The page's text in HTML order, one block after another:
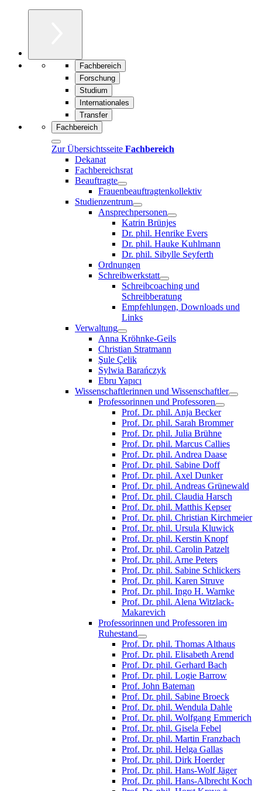
Fachbereich
Forschung
Studium
Internationales
Transfer
Fachbereich
Zur Übersichtsseite Fachbereich
Dekanat
Fachbereichsrat
Beauftragte
Frauenbeauftragtenkollektiv
Studienzentrum
Ansprechpersonen
Katrin Brünjes
Dr. phil. Henrike Evers
Dr. phil. Hauke Kuhlmann
Dr. phil. Sibylle Seyferth
Ordnungen
Schreibwerkstatt
Schreibcoaching und
Schreibberatung
Empfehlungen, Downloads und
Links
Verwaltung
Anna Kröhnke-Geils
Christian Stratmann
Şule Çelik
Sylwia Barańczyk
Ebru Yapıcı
Wissenschaftlerinnen und Wissenschaftler
Professorinnen und Professoren
Prof. Dr. phil. Anja Becker
Prof. Dr. phil. Sarah Brommer
Prof. Dr. phil. Julia Brühne
Prof. Dr. phil. Marcus Callies
Prof. Dr. phil. Andrea Daase
Prof. Dr. phil. Sabine Doff
Prof. Dr. phil. Axel Dunker
Prof. Dr. phil. Andreas Grünewald
Prof. Dr. phil. Claudia Harsch
Prof. Dr. phil. Matthis Kepser
Prof. Dr. phil. Christian Kirchmeier
Prof. Dr. phil. Ursula Kluwick
Prof. Dr. phil. Kerstin Knopf
Prof. Dr. phil. Carolin Patzelt
Prof. Dr. phil. Arne Peters
Prof. Dr. phil. Sabine Schlickers
Prof. Dr. phil. Karen Struve
Prof. Dr. phil. Ingo H. Warnke
Prof. Dr. phil. Alena Witzlack-
Makarevich
Professorinnen und Professoren im
Ruhestand
Prof. Dr. phil. Thomas Althaus
Prof. Dr. phil. Elisabeth Arend
Prof. Dr. phil. Gerhard Bach
Prof. Dr. phil. Logie Barrow
Prof. John Bateman
Prof. Dr. phil. Sabine Broeck
Prof. Dr. phil. Wendula Dahle
Prof. Dr. phil. Wolfgang Emmerich
Prof. Dr. phil. Gisela Febel
Prof. Dr. phil. Martin Franzbach
Prof. Dr. phil. Helga Gallas
Prof. Dr. phil. Dirk Hoerder
Prof. Dr. phil. Hans-Wolf Jäger
Prof. Dr. phil. Hans-Albrecht Koch